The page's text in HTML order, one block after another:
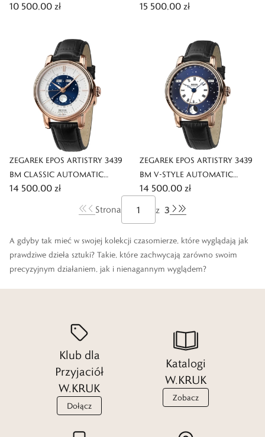
10 500,00 zł
MOONPHASE
15 500,00 zł
ZEGAREK EPOS ARTISTRY 3439
BM CLASSIC AUTOMATIC
MOONPHASE
14 500,00 zł
ZEGAREK EPOS ARTISTRY 3439
BM V-STYLE AUTOMATIC
MOONPHASE
14 500,00 zł
Strona
z 3
A gdyby tak mieć w swojej kolekcji czasomierze, które wyglądają jak
prawdziwe dzieła sztuki? Takie, które zachwycają zarówno swoim
precyzyjnym działaniem, jak i nienagannym wyglądem?
Klub dla
Przyjaciół
W.KRUK
Dołącz
Katalogi
W.KRUK
Zobacz